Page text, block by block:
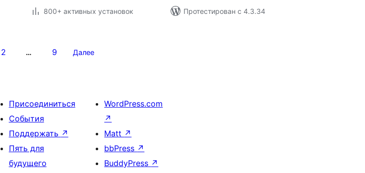
800+ активных установок
Протестирован с 4.3.34
2 … 9 Далее
Присоединиться
События
Поддержать ↗
Пять для
будущего
WordPress.com
↗
Matt ↗
bbPress ↗
BuddyPress ↗